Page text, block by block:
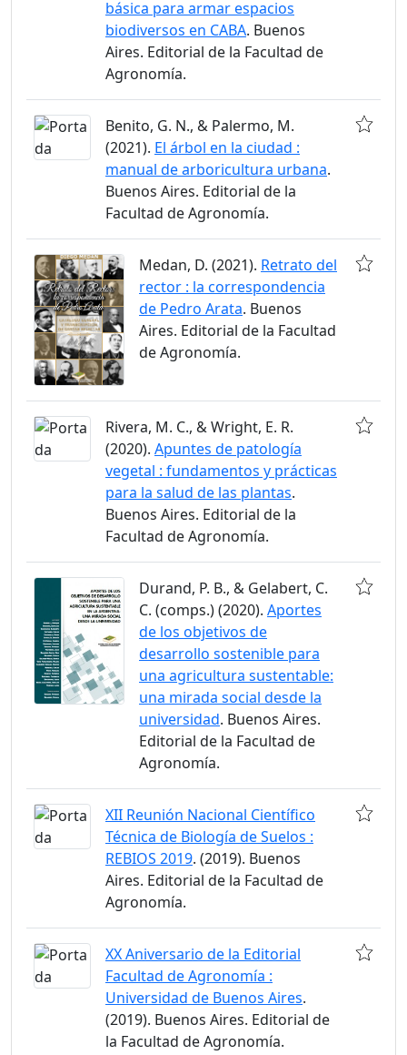
básica para armar espacios
biodiversos en CABA. Buenos
Aires. Editorial de la Facultad de
Agronomía.
Benito, G. N., & Palermo, M.
(2021). El árbol en la ciudad :
manual de arboricultura urbana.
Buenos Aires. Editorial de la
Facultad de Agronomía.
Medan, D. (2021). Retrato del
rector : la correspondencia
de Pedro Arata. Buenos
Aires. Editorial de la Facultad
de Agronomía.
Rivera, M. C., & Wright, E. R.
(2020). Apuntes de patología
vegetal : fundamentos y prácticas
para la salud de las plantas.
Buenos Aires. Editorial de la
Facultad de Agronomía.
Durand, P. B., & Gelabert, C.
C. (comps.) (2020). Aportes
de los objetivos de
desarrollo sostenible para
una agricultura sustentable:
una mirada social desde la
universidad. Buenos Aires.
Editorial de la Facultad de
Agronomía.
XII Reunión Nacional Científico
Técnica de Biología de Suelos :
REBIOS 2019. (2019). Buenos
Aires. Editorial de la Facultad de
Agronomía.
XX Aniversario de la Editorial
Facultad de Agronomía :
Universidad de Buenos Aires.
(2019). Buenos Aires. Editorial de
la Facultad de Agronomía.